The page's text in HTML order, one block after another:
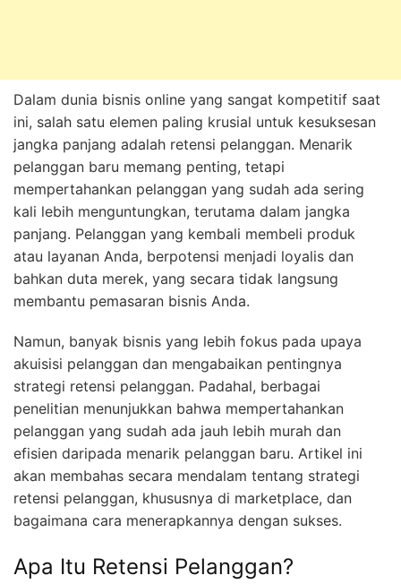
Dalam dunia bisnis online yang sangat kompetitif saat
ini, salah satu elemen paling krusial untuk kesuksesan
jangka panjang adalah retensi pelanggan. Menarik
pelanggan baru memang penting, tetapi
mempertahankan pelanggan yang sudah ada sering
kali lebih menguntungkan, terutama dalam jangka
panjang. Pelanggan yang kembali membeli produk
atau layanan Anda, berpotensi menjadi loyalis dan
bahkan duta merek, yang secara tidak langsung
membantu pemasaran bisnis Anda.
Namun, banyak bisnis yang lebih fokus pada upaya
akuisisi pelanggan dan mengabaikan pentingnya
strategi retensi pelanggan. Padahal, berbagai
penelitian menunjukkan bahwa mempertahankan
pelanggan yang sudah ada jauh lebih murah dan
efisien daripada menarik pelanggan baru. Artikel ini
akan membahas secara mendalam tentang strategi
retensi pelanggan, khususnya di marketplace, dan
bagaimana cara menerapkannya dengan sukses.
Apa Itu Retensi Pelanggan?